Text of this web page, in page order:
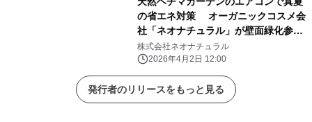
の省エネ対策 オーガニックコスメ会
社「ネオナチュラル」が壁面緑化参加
者を募集
株式会社ネオナチュラル
2026年4月2日 12:00
発行者のリリースをもっと見る